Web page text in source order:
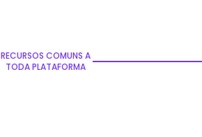
RECURSOS COMUNS A
TODA PLATAFORMA